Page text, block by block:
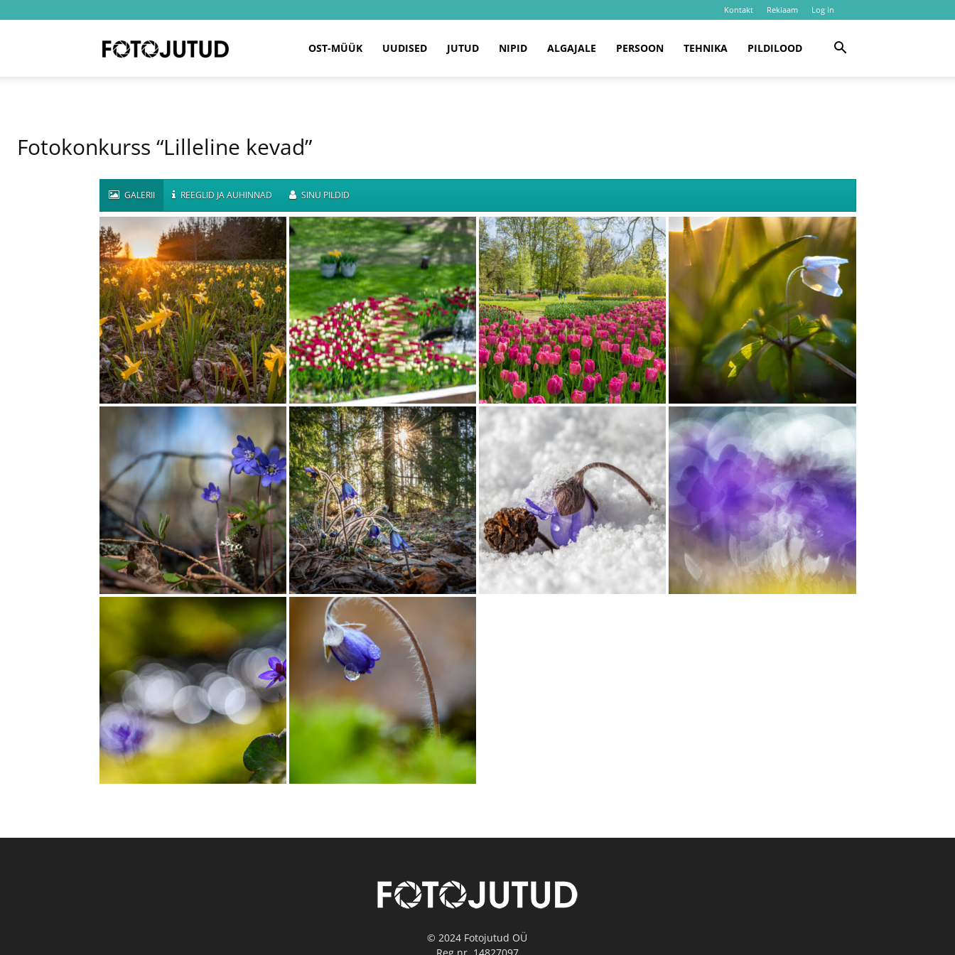
Kontakt Reklaam Log In
OST-MÜÜK UUDISED JUTUD NIPID ALGAJALE PERSOON TEHNIKA PILDILOOD
Fotokonkurss “Lilleline kevad”
GALERII REEGLID JA AUHINNAD SINU PILDID
KIRNA MÕISA TULBIPEENRAD ÜLANE LOOJANGUS
SINILILLED KRAAVIKALDAL.
© 2024 Fotojutud OÜ